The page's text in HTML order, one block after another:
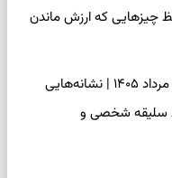
چیزهایی که ارزش ماندن
فال اسم امروز جمعه ۱۶ مرداد ۱۴۰۵ | نشانه‌هایی
سلیقه شخصی و